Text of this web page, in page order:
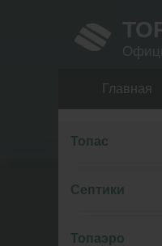
Главная
Топас
Септики
Топаэро